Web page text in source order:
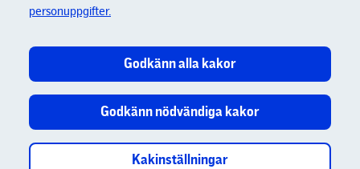
personuppgifter.
Godkänn alla kakor
Godkänn nödvändiga kakor
Kakinställningar